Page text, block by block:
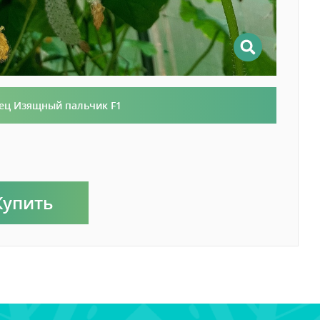
Изящный пальчик F1